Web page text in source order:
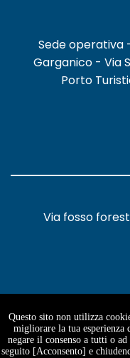
Sede operativa
Garganico - Via
Porto
Via fosso
Questo sito non utilizza
migliorare la tua
negare il consenso a tutti o
seguito [Acconsento] e